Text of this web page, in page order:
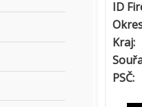
ID
Kraj:
PSČ: